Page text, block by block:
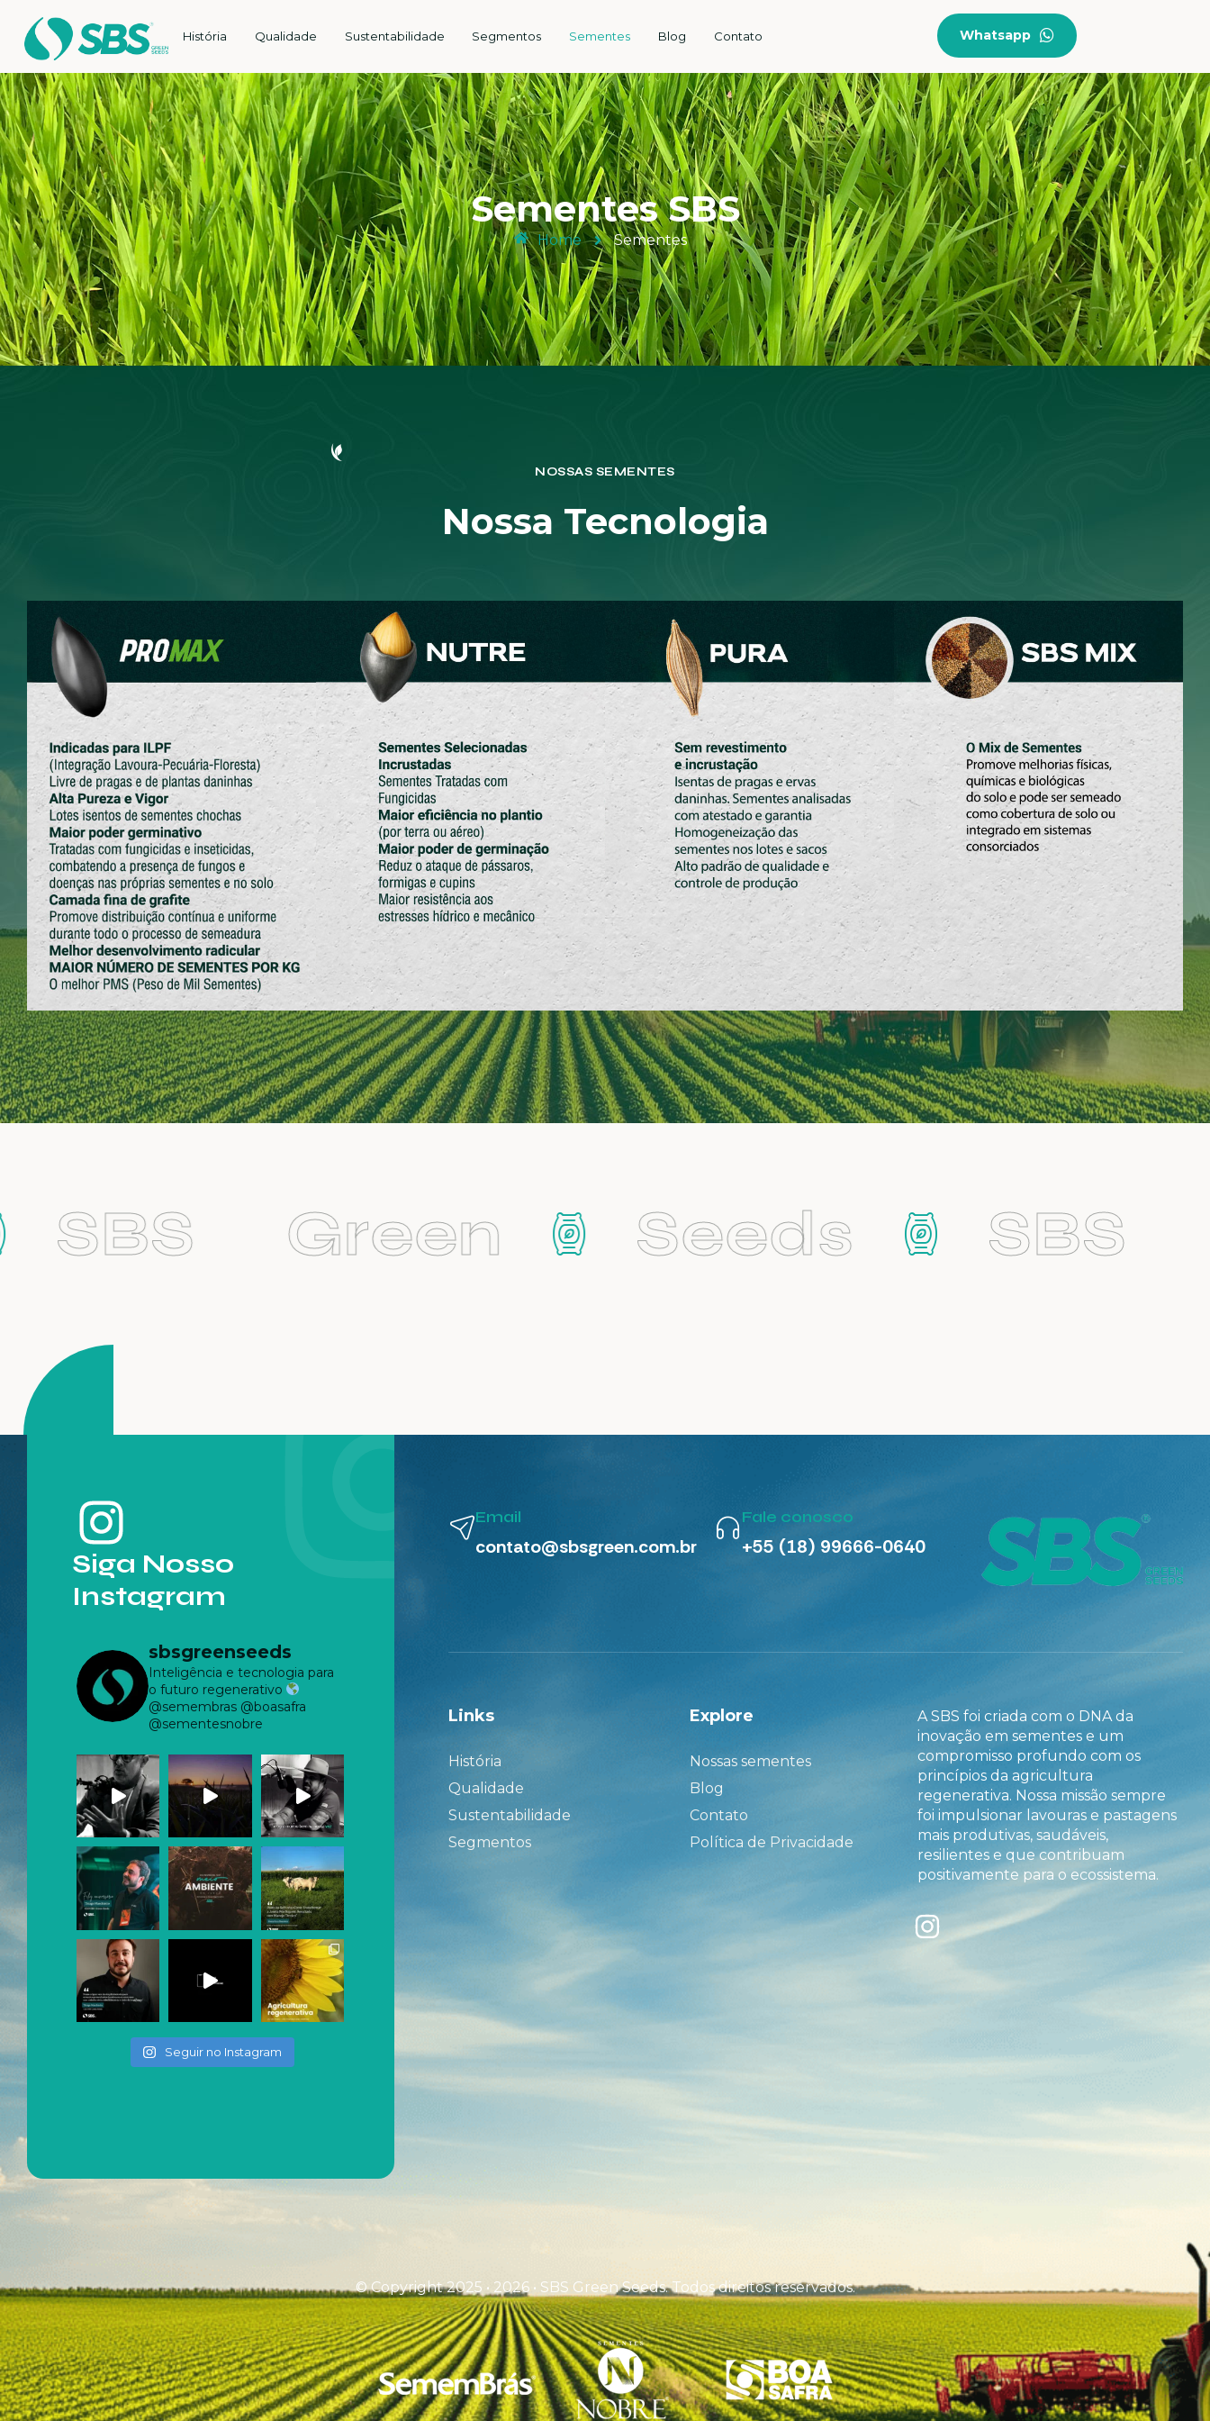
História Qualidade Sustentabilidade Segmentos Sementes Blog Contato Whatsapp
Sementes SBS
Home Sementes
Nossa Tecnologia
NOSSAS SEMENTES
SBS Green Seeds SBS
Siga Nosso
Instagram
sbsgreenseeds
Inteligência e tecnologia para
o futuro regenerativo
@semembras @boasafra
@sementesnobre
Seguir no Instagram
Email
contato@sbsgreen.com.br
Fale conosco
+55 (18) 99666-0640
Links
História
Qualidade
Sustentabilidade
Segmentos
Explore
Nossas sementes
Blog
Contato
Política de Privacidade
A SBS foi criada com o DNA da
inovação em sementes e um
compromisso profundo com os
princípios da agricultura
regenerativa. Nossa missão sempre
foi impulsionar lavouras e pastagens
mais produtivas, saudáveis,
resilientes e que contribuam
positivamente para o ecossistema.
© Copyright 2025 • 2026 • SBS Green Seeds. Todos direitos reservados.